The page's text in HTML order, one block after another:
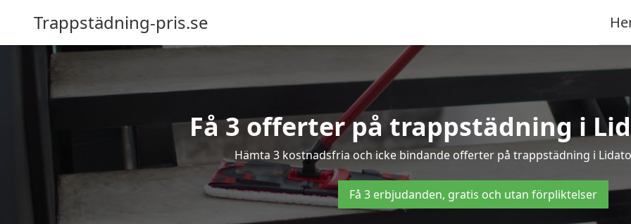
Trappstädning-pris.se
Få 3 offerter på trappstädning i
Hämta 3 kostnadsfria och icke bindande offerter på trappstädning i
Få 3 erbjudanden, gratis och utan förpliktelser